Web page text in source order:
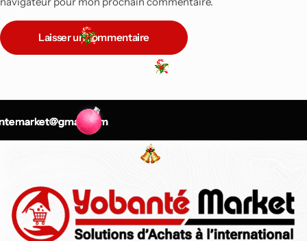
Laisser un commentaire
-9%
Top
compartiment 6-en-1,
9,5L
150 900CFA
137 800 CFA